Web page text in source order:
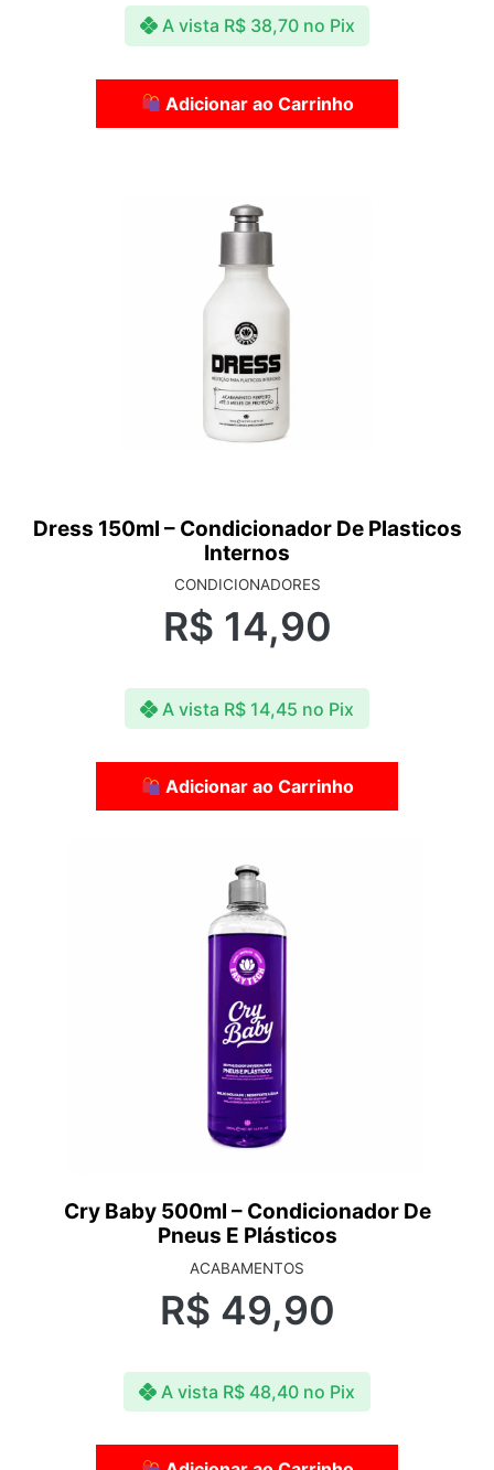
A vista R$38,70 no Pix
Adicionar ao Carrinho
Dress 150ml – Condicionador De Plasticos
Internos
CONDICIONADORES
R$ 14,90
A vista R$ 14,45 no Pix
Adicionar ao Carrinho
Cry Baby 500ml – Condicionador De
Pneus E Plásticos
ACABAMENTOS
R$ 49,90
A vista R$ 48,40 no Pix